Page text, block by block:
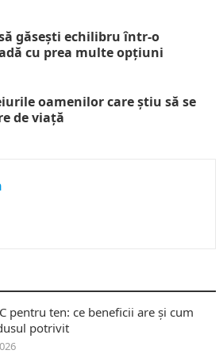
găsești echilibru într-o
cu prea multe opțiuni
oamenilor care știu să se
de viață
pentru ten: ce beneficii are și cum
potrivit